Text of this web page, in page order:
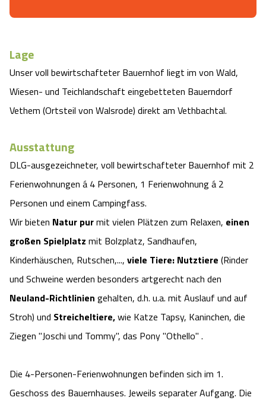
Urlaub mit Hund
Last Minute
Kataloge
Videos
Shop
Angebote
Kontakt
Reiten
Tiere
Unterkünfte
Naturhotels
Urlaub auf dem Bauernhof
Landschaftsführungen
Wildpark Lüneburger Heide
Otter Zentrum
Wildpark Müden
Ralf Schumacher Kart & Bowl
Das verrückte Haus
Abenteuerland Trampolin-Park
Battle Kart Bispingen
Adventure District Bispingen
Ausflugsziele
Veranstaltungen
Shopping Celle
Unterkünfte Celle
Lage
Unser voll bewirtschafteter Bauernhof liegt im von Wald,
Wiesen- und Teichlandschaft eingebetteten Bauerndorf
Vethem (Ortsteil von Walsrode) direkt am Vethbachtal.
Ausstattung
DLG-ausgezeichneter, voll bewirtschafteter Bauernhof mit 2
Ferienwohnungen á 4 Personen, 1 Ferienwohnung á 2
Personen und einem Campingfass.
Wir bieten Natur purmit vielen Plätzen zum Relaxen, einen
großen Spielplatz mit Bolzplatz, Sandhaufen,
Kinderhäuschen, Rutschen,..., viele Tiere: Nutztiere (Rinder
und Schweine werden besonders artgerecht nach den
Neuland-Richtlinien gehalten, d.h. u.a. mit Auslauf und auf
Stroh) und Streicheltiere,wie Katze Tapsy, Kaninchen, die
Ziegen "Joschi und Tommy", das Pony "Othello" .
Die 4-Personen-Ferienwohnungen befinden sich im 1.
Geschoss des Bauernhauses. Jeweils separater Aufgang. Die